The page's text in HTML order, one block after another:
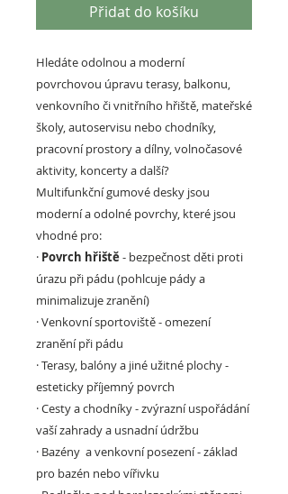
Přidat do košíku
Hledáte odolnou a moderní
povrchovou úpravu terasy, balkonu,
venkovního či vnitřního hřiště, mateřské
školy, autoservisu nebo chodníky,
pracovní prostory a dílny, volnočasové
aktivity, koncerty a další?
Multifunkční gumové desky jsou
moderní a odolné povrchy, které jsou
vhodné pro:
· Povrch hřiště- bezpečnost děti proti
úrazu při pádu (pohlcuje pády a
minimalizuje zranění)
·Venkovní sportoviště- omezení
zranění při pádu
·Terasy, balóny a jiné užitné plochy-
esteticky příjemný povrch
·Cesty a chodníky- zvýrazní uspořádání
vaší zahrady a usnadní údržbu
· Bazény a venkovní posezení -základ
pro bazén nebo vířivku